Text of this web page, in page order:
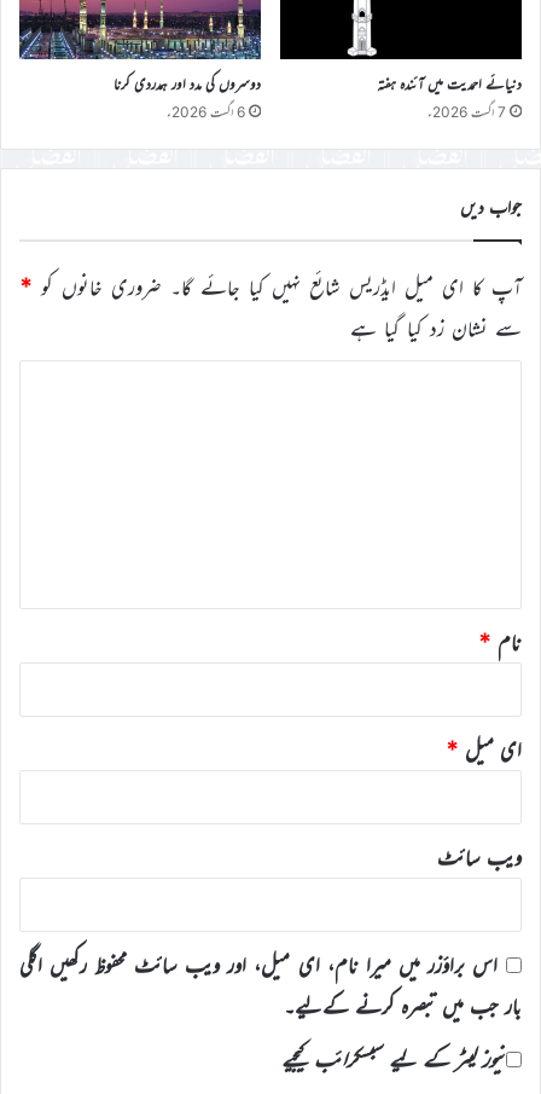
دنیائے احمدیت میں آئندہ ہفتہ
7 اگست 2026ء
دوسروں کی مدد اور ہمدردی کرنا
6 اگست 2026ء
جواب دیں
آپ کا ای میل ایڈریس شائع نہیں کیا جائے گا۔ ضروری خانوں کو *
سے نشان زد کیا گیا ہے
نام *
ای میل *
ویب‌ سائٹ
اس براؤزر میں میرا نام، ای میل، اور ویب سائٹ محفوظ رکھیں اگلی
بار جب میں تبصرہ کرنے کےلیے۔
نیوز لیٹر کے لیے سبسکرائب کیجیے